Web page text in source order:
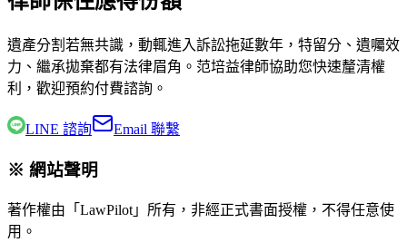
遺產分割若無共識，動輒進入訴訟拖延數年，特留分、遺囑效
力、繼承拋棄都有法律眉角。 范培益律師協助您快速釐清權
利，歡迎預約付費諮詢。
LINE 諮詢 Email 聯繫
※ 網站聲明
著作權由「LawPilot」所有，非經正式書面授權，不得任意使
用。